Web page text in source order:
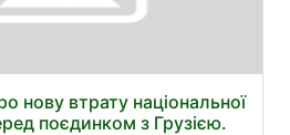
нову втрату національної
поєдинком з Грузією.